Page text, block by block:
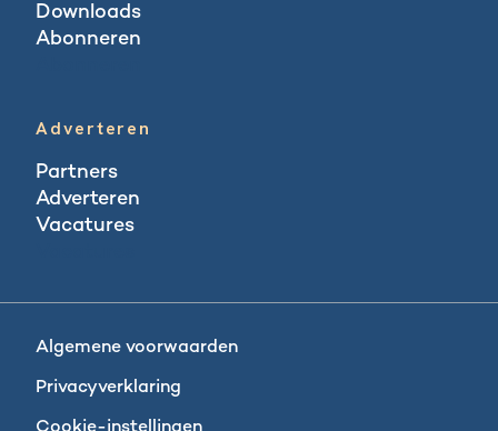
Downloads
Abonneren
Adverteren
Partners
Adverteren
Vacatures
Algemene voorwaarden
Privacyverklaring